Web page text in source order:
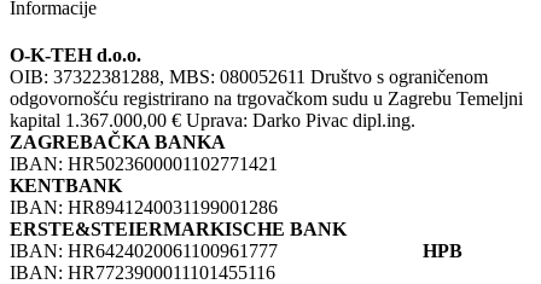
Informacije
O-K-TEH d.o.o.
OIB: 37322381288, MBS: 080052611 Društvo s ograničenom
odgovornošću registrirano na trgovačkom sudu u Zagrebu Temeljni
kapital 1.367.000,00 € Uprava: Darko Pivac dipl.ing.
ZAGREBAČKA BANKA
IBAN: HR5023600001102771421
KENTBANK
IBAN: HR8941240031199001286
ERSTE&STEIERMARKISCHE BANK
IBAN: HR6424020061100961777 HPB
IBAN: HR7723900011101455116